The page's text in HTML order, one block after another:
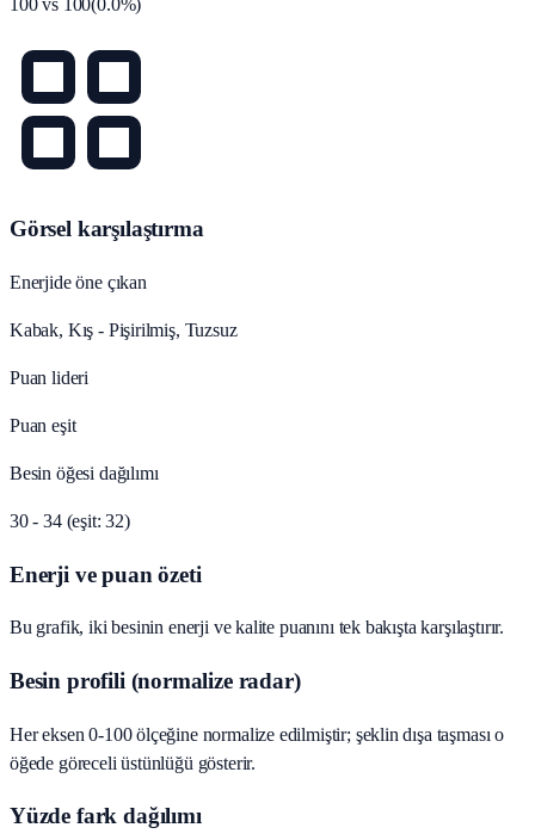
100vs 100(0.0%)
Görsel karşılaştırma
Enerjide öne çıkan
Kabak, Kış - Pişirilmiş, Tuzsuz
Puan lideri
Puan eşit
Besin öğesi dağılımı
30 - 34 (eşit: 32)
Enerji ve puan özeti
Bu grafik, iki besinin enerji ve kalite puanını tek bakışta karşılaştırır.
Besin profili (normalize radar)
Her eksen 0-100 ölçeğine normalize edilmiştir; şeklin dışa taşması o
öğede göreceli üstünlüğü gösterir.
Yüzde fark dağılımı